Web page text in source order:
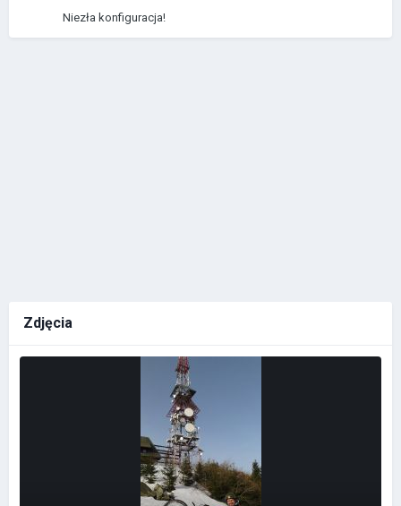
Niezła konfiguracja!
Zdjęcia